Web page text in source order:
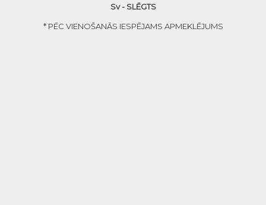
Sv - SLĒGTS
* PĒC VIENOŠANĀS IESPĒJAMS APMEKLĒJUMS